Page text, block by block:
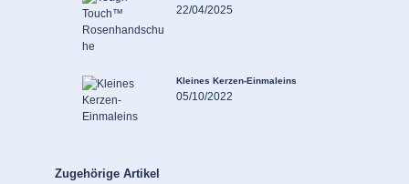
22/04/2025
Kleines Kerzen-Einmaleins
05/10/2022
Produktgalerie überspringen
Zugehörige Artikel